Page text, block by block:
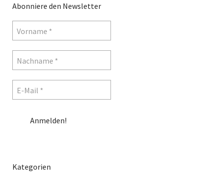
Abonniere den Newsletter
Kategorien